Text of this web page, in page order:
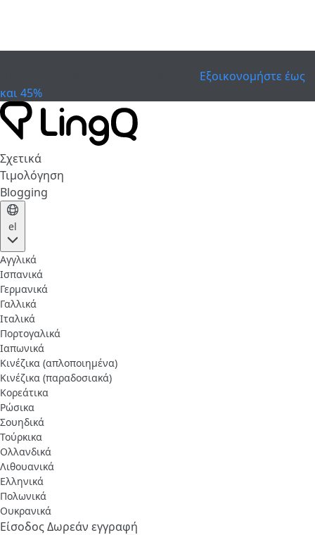
Εξοικονομήστε έως
και 45%
Σχετικά
Τιμολόγηση
Blogging
el
Αγγλικά
Ισπανικά
Γερμανικά
Γαλλικά
Ιταλικά
Πορτογαλικά
Ιαπωνικά
Κινέζικα (απλοποιημένα)
Κινέζικα (παραδοσιακά)
Κορεάτικα
Ρώσικα
Σουηδικά
Τούρκικα
Ολλανδικά
Λιθουανικά
Ελληνικά
Πολωνικά
Ουκρανικά
ΕίσοδοςΔωρεάν εγγραφή